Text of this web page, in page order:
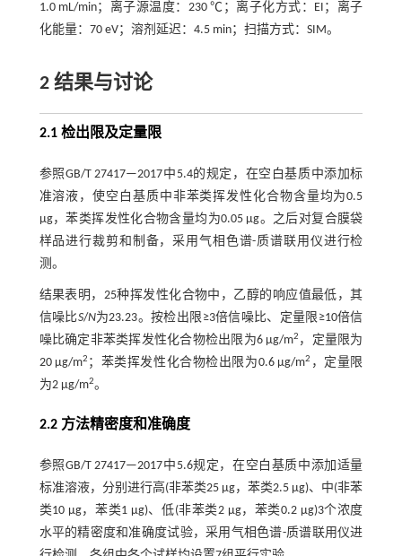
1.0 mL/min；离子源温度：230 ℃；离子化方式：EI；离子
化能量：70 eV；溶剂延迟：4.5 min；扫描方式：SIM。
2 结果与讨论
2.1 检出限及定量限
参照GB/T 27417—2017中5.4的规定，在空白基质中添加标
准溶液，使空白基质中非苯类挥发性化合物含量均为0.5
μg，苯类挥发性化合物含量均为0.05 μg。之后对复合膜袋
样品进行裁剪和制备，采用气相色谱-质谱联用仪进行检
测。
结果表明，25种挥发性化合物中，乙醇的响应值最低，其
信噪比S/N为23.23。按检出限≥3倍信噪比、定量限≥10倍信
噪比确定非苯类挥发性化合物检出限为6 μg/m2 ，定量限为
20 μg/m2 ；苯类挥发性化合物检出限为0.6 μg/m2 ，定量限
为2 μg/m2。
2.2 方法精密度和准确度
参照GB/T 27417—2017中5.6规定，在空白基质中添加适量
标准溶液，分别进行高(非苯类25 μg，苯类2.5 μg)、中(非苯
类10 μg，苯类1 μg)、低(非苯类2 μg，苯类0.2 μg)3个浓度
水平的精密度和准确度试验，采用气相色谱-质谱联用仪进